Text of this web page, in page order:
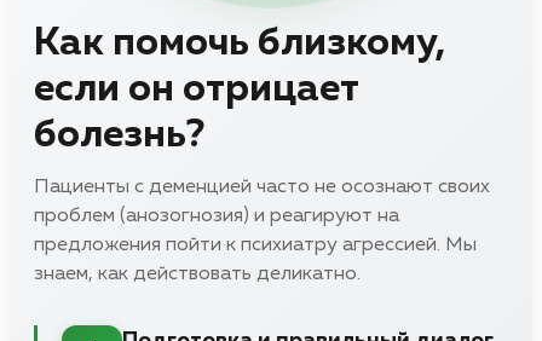
Как помочь близкому,
если он отрицает
болезнь?
Пациенты с деменцией часто не осознают своих
проблем (анозогнозия) и реагируют на
предложения пойти к психиатру агрессией. Мы
знаем, как действовать деликатно.